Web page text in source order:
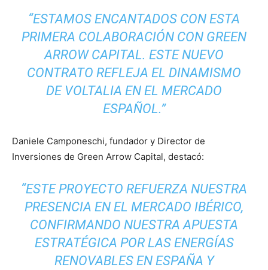
“ESTAMOS ENCANTADOS CON ESTA
PRIMERA COLABORACIÓN CON GREEN
ARROW CAPITAL. ESTE NUEVO
CONTRATO REFLEJA EL DINAMISMO
DE VOLTALIA EN EL MERCADO
ESPAÑOL.”
Daniele Camponeschi, fundador y Director de
Inversiones de Green Arrow Capital, destacó:
“ESTE PROYECTO REFUERZA NUESTRA
PRESENCIA EN EL MERCADO IBÉRICO,
CONFIRMANDO NUESTRA APUESTA
ESTRATÉGICA POR LAS ENERGÍAS
RENOVABLES EN ESPAÑA Y